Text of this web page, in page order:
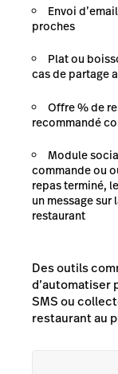
Envoi
proches
Plat ou
cas de partage
Offre % de
recommandé
Module
commande ou
repas terminé,
un message
restaurant
Des outils
d’automatiser
SMS ou
restaurant au